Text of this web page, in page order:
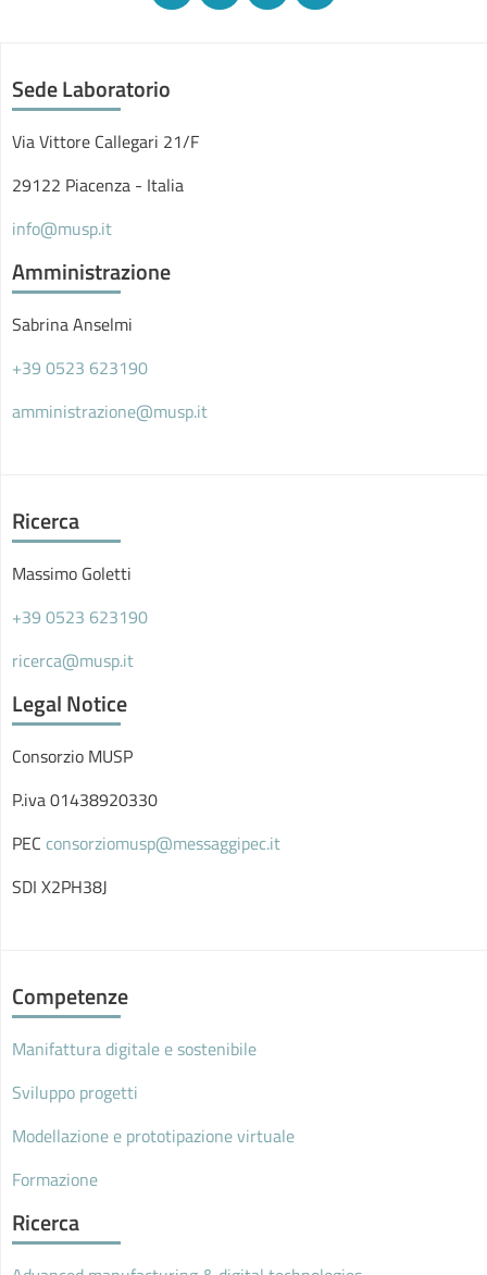
Sede Laboratorio
Via Vittore Callegari 21/F
29122 Piacenza - Italia
info@musp.it
Amministrazione
Sabrina Anselmi
+39 0523 623190
amministrazione@musp.it
Ricerca
Massimo Goletti
+39 0523 623190
ricerca@musp.it
Legal Notice
Consorzio MUSP
P.iva 01438920330
PEC consorziomusp@messaggipec.it
SDI X2PH38J
Competenze
Manifattura digitale e sostenibile
Sviluppo progetti
Modellazione e prototipazione virtuale
Formazione
Ricerca